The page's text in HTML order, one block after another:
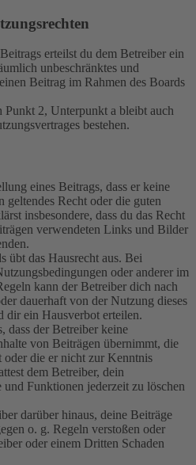
erteilst du dem Betreiber ein
unbeschränktes und
Beitrag im Rahmen des Boards
Punkt 2, Unterpunkt a bleibt auch
bestehen.
eines Beitrags, dass er keine
geltendes Recht oder die guten
insbesondere, dass du das Recht
verwendeten Links und Bilder
übt das Hausrecht aus. Bei
oder anderer im
kann der Betreiber dich nach
dauerhaft von der Nutzung dieses
dir ein Hausverbot erteilen.
dass der Betreiber keine
von Beiträgen übernimmt, die
oder die er nicht zur Kenntnis
dem Betreiber, dein
Funktionen jederzeit zu löschen
darüber hinaus, deine Beiträge
o. g. Regeln verstoßen oder
oder einem Dritten Schaden